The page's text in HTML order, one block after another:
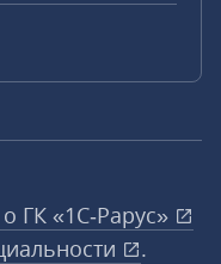
ГК «1С‑Рарус»
.